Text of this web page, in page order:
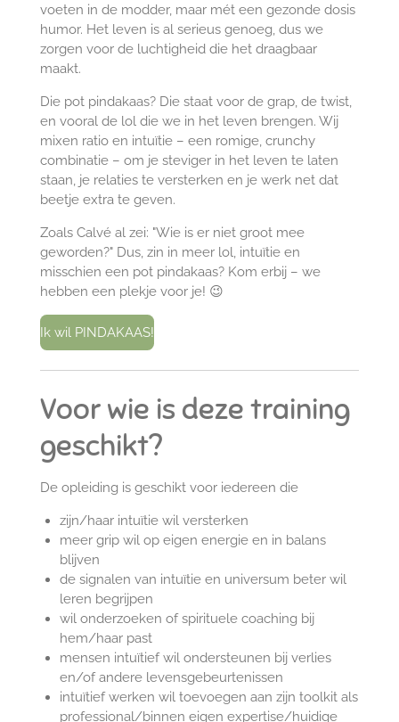
voeten in de modder, maar mét een gezonde dosis
humor. Het leven is al serieus genoeg, dus we
zorgen voor de luchtigheid die het draagbaar
maakt.
Die pot pindakaas? Die staat voor de grap, de twist,
en vooral de lol die we in het leven brengen. Wij
mixen ratio en intuïtie – een romige, crunchy
combinatie – om je steviger in het leven te laten
staan, je relaties te versterken en je werk net dat
beetje extra te geven.
Zoals Calvé al zei: "Wie is er niet groot mee
geworden?" Dus, zin in meer lol, intuïtie en
misschien een pot pindakaas? Kom erbij – we
hebben een plekje voor je! 😉
Ik wil PINDAKAAS!
Voor wie is deze training
geschikt?
De opleiding is geschikt voor iedereen die
zijn/haar intuïtie wil versterken
meer grip wil op eigen energie en in balans
blijven
de signalen van intuïtie en universum beter wil
leren begrijpen
wil onderzoeken of spirituele coaching bij
hem/haar past
mensen intuïtief wil ondersteunen bij verlies
en/of andere levensgebeurtenissen
intuïtief werken wil toevoegen aan zijn toolkit als
professional/binnen eigen expertise/huidige